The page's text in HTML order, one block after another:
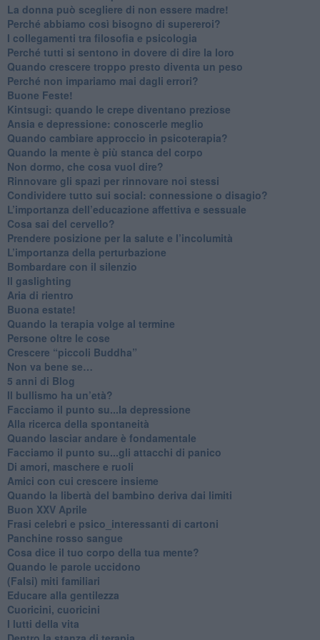
​La donna può scegliere di non essere madre!
​Perché abbiamo così bisogno di supereroi?
​I collegamenti tra filosofia e psicologia
​Perché tutti si sentono in dovere di dire la loro
​Quando crescere troppo presto diventa un peso
​Perché non impariamo mai dagli errori?
​Buone Feste!
​Kintsugi: quando le crepe diventano preziose
Ansia e depressione: conoscerle meglio
Quando cambiare approccio in psicoterapia?
​Quando la mente è più stanca del corpo
Non dormo, che cosa vuol dire?
​Rinnovare gli spazi per rinnovare noi stessi
​Condividere tutto sui social: connessione o disagio?
​L’importanza dell’educazione affettiva e sessuale
​Cosa sai del cervello?
Prendere posizione per la salute e l’incolumità
L’importanza della perturbazione
​Bombardare con il silenzio
Il gaslighting
Aria di rientro
Buona estate!
​Quando la terapia volge al termine
​Persone oltre le cose
​Crescere “piccoli Buddha”
Non va bene se…
​5 anni di Blog
​Il bullismo ha un’età?
Facciamo il punto su...la depressione
​Alla ricerca della spontaneità
​Quando lasciar andare è fondamentale
Facciamo il punto su...gli attacchi di panico
Di amori, maschere e ruoli
​Amici con cui crescere insieme
​Quando la libertà del bambino deriva dai limiti
Buon XXV Aprile
​Frasi celebri e psico_interessanti di cartoni
​Panchine rosso sangue
​Cosa dice il tuo corpo della tua mente?
​Quando le parole uccidono
​(Falsi) miti familiari
​Educare alla gentilezza
​Cuoricini, cuoricini
I lutti della vita